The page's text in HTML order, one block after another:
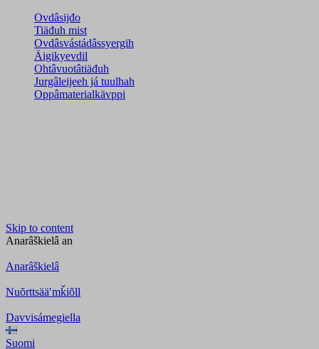
Ovdâsijđo
Tiäđuh mist
Ovdâsvástádâssyergih
Äigikyevdil
Ohtâvuotâtiäđuh
Jurgâleijeeh já tuulhah
Oppâmaterialkävppi
Skip to content
Anarâškielâ an
Anarâškielâ
Nuõrttsääʹmǩiõll
Davvisámegiella
Suomi